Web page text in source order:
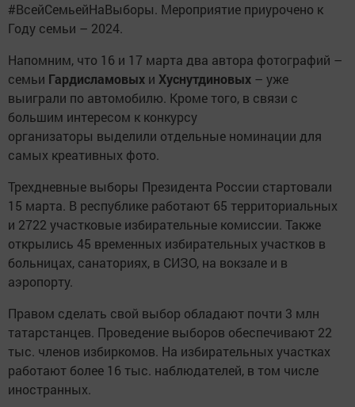
#ВсейСемьейНаВыборы. Мероприятие приурочено к
Году семьи – 2024.
Напомним, что 16 и 17 марта два автора фотографий –
семьи Гардисламовых и Хуснутдиновых – уже
выиграли по автомобилю. Кроме того, в связи с
большим интересом к конкурсу
организаторы выделили отдельные номинации для
самых креативных фото.
Трехдневные выборы Президента России стартовали
15 марта. В республике работают 65 территориальных
и 2722 участковые избирательные комиссии. Также
открылись 45 временных избирательных участков в
больницах, санаториях, в СИЗО, на вокзале и в
аэропорту.
Правом сделать свой выбор обладают почти 3 млн
татарстанцев. Проведение выборов обеспечивают 22
тыс. членов избиркомов. На избирательных участках
работают более 16 тыс. наблюдателей, в том числе
иностранных.